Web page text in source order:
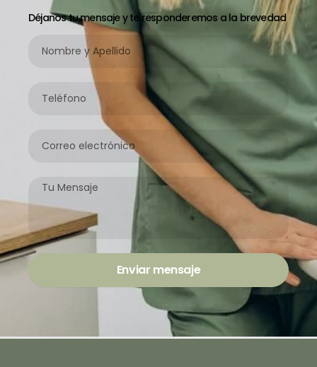
Déjanos tu mensaje y te responderemos a la brevedad
electrónico
Mensaje
Enviar mensaje